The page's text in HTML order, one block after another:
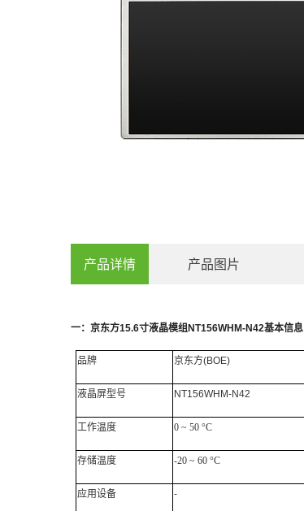
产品详情 产品图片
一： 京东方15.6寸液晶模组NT156WHM-N42基本信息
品牌 京东方(BOE)
液晶屏型号 NT156WHM-N42
工作温度 0 ~ 50 °C
存储温度 -20 ~ 60 °C
应用设备 -